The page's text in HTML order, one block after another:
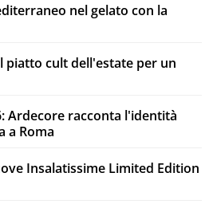
nel gelato con la
piatto cult dell'estate per un
Ardecore racconta l'identità
a Roma
Insalatissime Limited Edition